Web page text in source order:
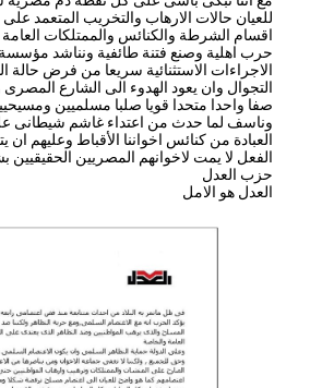
للعيان حالات الارهاب والتخريب المتعمد على
اقسام الشرطة والكنائس والممتلكات العامة وجر
حرب اهلية وصنع فتنة طائفية ونناشد مؤسسة
الاجراءات الاستثنائية سريعا من فرض حالة
التجوال وان يعود الهدوء الى الشارع المصرى وان
صفا واحدا متحدا قويا صلبا مسلميين ومسيحيين
وناسف لما حدث من اعتداء غاشم شيطانى على ما
العبادة من كنائس اخواننا الأقباط وعليهم ان يتفهموا
الفعل لا يمت لاخوانهم المصريين الحقيقيين بشىء
حزب العدل
العدل هو الامل